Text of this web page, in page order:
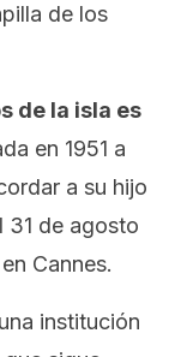
de los
de la isla es
en 1951 a
a su hijo
31 de agosto
Cannes.
institución